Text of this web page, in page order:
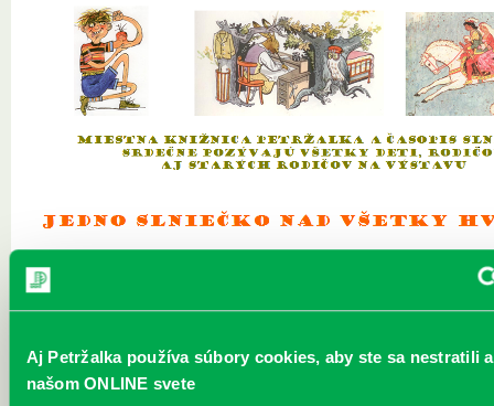
Aj Petržalka používa súbory cookies, aby ste sa nestratili
našom ONLINE svete